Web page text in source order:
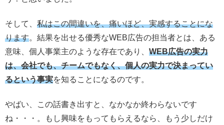
そして、 私はこの間違いを、痛いほど、実感することにな
ります。結果を出せる優秀なWEB広告の担当者とは、ある
意味、個人事業主のような存在であり、 WEB広告の実力
は、会社でも、チームでもなく、個人の実力で決まってい
るという事実を知ることになるのです。
やばい、この話書き出すと、なかなか終わらないです
ね・・・。もし興味をもってもらえるなら、もう少しだけ